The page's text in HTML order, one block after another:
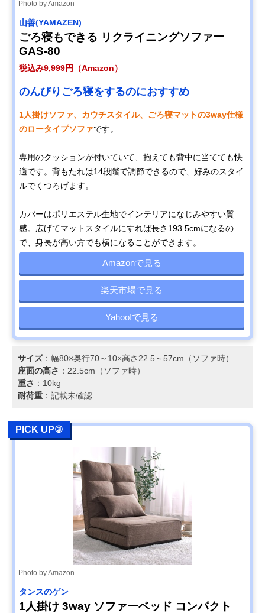
Photo by Amazon
山善(YAMAZEN)
ごろ寝もできる リクライニングソファー
GAS-80
税込み9,999円（Amazon）
のんびりごろ寝をするのにおすすめ
1人掛けソファ、カウチスタイル、ごろ寝マットの3way仕様
のロータイプソファです。
専用のクッションが付いていて、抱えても背中に当てても快
適です。背もたれは14段階で調節できるので、好みのスタイ
ルでくつろげます。
カバーはポリエステル生地でインテリアになじみやすい質
感。広げてマットスタイルにすれば長さ193.5cmになるの
で、身長が高い方でも横になることができます。
Amazonで見る
楽天市場で見る
Yahoo!で見る
サイズ：幅80×奥行70～10×高さ22.5～57cm（ソファ時）
座面の高さ ：22.5cm（ソファ時）
重さ ：10kg
耐荷重 ：記載未確認
PICK UP③
Photo by Amazon
タンスのゲン
1人掛け 3way ソファーベッド コンパクト